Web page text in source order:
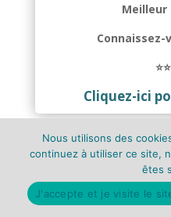
Meilleur
Connaissez-
Cliquez-ici
Nous utilisons des
continuez à utiliser ce site,
êtes
J'accepte et je visite le